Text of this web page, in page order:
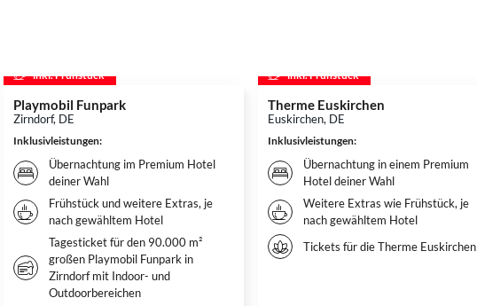
inkl. Frühstück
Playmobil Funpark
Zirndorf, DE
Inklusivleistungen:
Übernachtung im Premium Hotel
deiner Wahl
Frühstück und weitere Extras, je
nach gewähltem Hotel
Tagesticket für den 90.000 m²
großen Playmobil Funpark in
Zirndorf mit Indoor- und
Outdoorbereichen
inkl. Frühstück
Therme Euskirchen
Euskirchen, DE
Inklusivleistungen:
Übernachtung in einem Premium
Hotel deiner Wahl
Weitere Extras wie Frühstück, je
nach gewähltem Hotel
Tickets für die Therme Euskirchen